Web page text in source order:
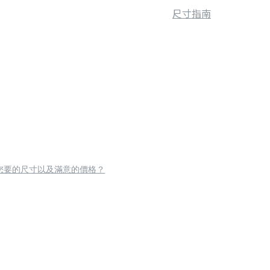
尺寸指南
要的尺寸以及滿意的價格？